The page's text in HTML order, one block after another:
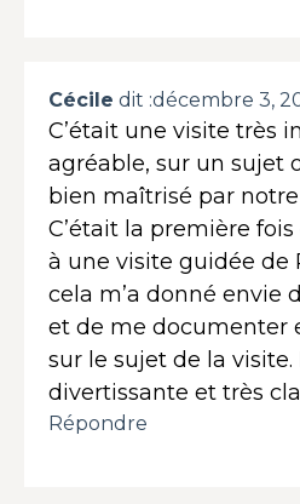
Cécile dit :décembre 3,
C’était une visite très
agréable, sur un sujet
bien maîtrisé par
C’était la première
à une visite guidée de
cela m’a donné envie
et de me documenter
sur le sujet de la
divertissante et très
Répondre